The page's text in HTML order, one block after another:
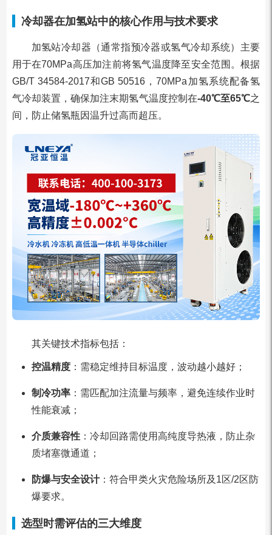
冷却器在加氢站中的核心作用与技术要求
加氢站冷却器（通常指预冷器或氢气冷却系统）主要
用于在70MPa高压加注前将氢气温度降至安全范围。根据
GB/T 34584-2017和GB 50516，70MPa加氢系统配备氢
气冷却装置，确保加注末期氢气温度控制在-40℃至65℃之
间，防止储氢瓶因温升过高而超压。
其关键技术指标包括：
控温精度：需稳定维持目标温度，波动越小越好；
制冷功率：需匹配加注流量与频率，避免连续作业时
性能衰减；
介质兼容性：冷却回路需使用高纯度导热液，防止杂
质堵塞微通道；
防爆与安全设计：符合甲类火灾危险场所及1区/2区防
爆要求。
选型时需评估的三大维度